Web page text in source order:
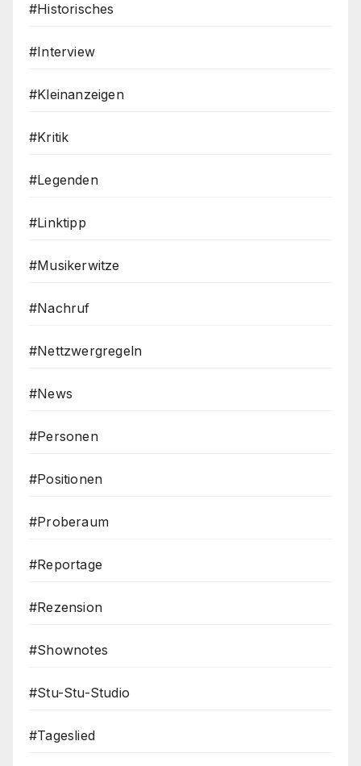
#Historisches
#Interview
#Kleinanzeigen
#Kritik
#Legenden
#Linktipp
#Musikerwitze
#Nachruf
#Nettzwergregeln
#News
#Personen
#Positionen
#Proberaum
#Reportage
#Rezension
#Shownotes
#Stu-Stu-Studio
#Tageslied